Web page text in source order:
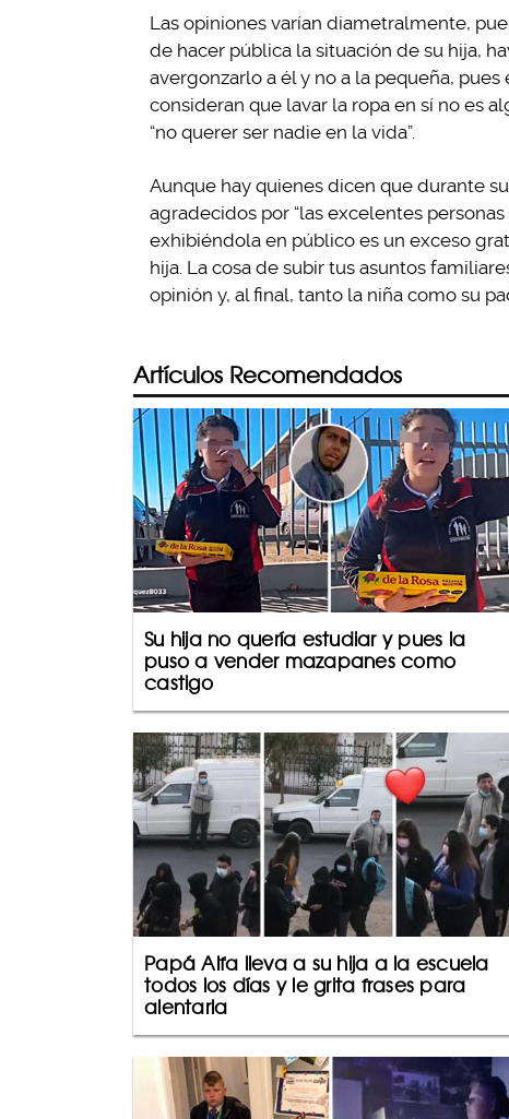
Las opiniones varían diametralmente,
de hacer pública la situación de su hija,
avergonzarlo a él y no a la pequeña,
consideran que lavar la ropa en sí no es
“no querer ser nadie en la vida”.
Aunque hay quienes dicen que durante
agradecidos por “las excelentes
exhibiéndola en público es un exceso
hija. La cosa de subir tus asuntos
opinión y, al final, tanto la niña como su
Artículos Recomendados
Su hija no quería estudiar y pues la
puso a vender mazapanes como
castigo
Papá Alfa lleva a su hija a la escuela
todos los días y le grita frases para
alentarla